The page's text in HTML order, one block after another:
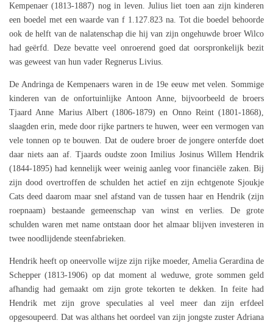
Kempenaer (1813-1887) nog in leven. Julius liet toen aan zijn kinderen
een boedel met een waarde van f 1.127.823 na. Tot die boedel behoorde
ook de helft van de nalatenschap die hij van zijn ongehuwde broer Wilco
had geërfd. Deze bevatte veel onroerend goed dat oorspronkelijk bezit
was geweest van hun vader Regnerus Livius.
De Andringa de Kempenaers waren in de 19e eeuw met velen. Sommige
kinderen van de onfortuinlijke Antoon Anne, bijvoorbeeld de broers
Tjaard Anne Marius Albert (1806-1879) en Onno Reint (1801-1868),
slaagden erin, mede door rijke partners te huwen, weer een vermogen van
vele tonnen op te bouwen. Dat de oudere broer de jongere onterfde doet
daar niets aan af. Tjaards oudste zoon Imilius Josinus Willem Hendrik
(1844-1895) had kennelijk weer weinig aanleg voor financiële zaken. Bij
zijn dood overtroffen de schulden het actief en zijn echtgenote Sjoukje
Cats deed daarom maar snel afstand van de tussen haar en Hendrik (zijn
roepnaam) bestaande gemeenschap van winst en verlies. De grote
schulden waren met name ontstaan door het almaar blijven investeren in
twee noodlijdende steenfabrieken.
Hendrik heeft op oneervolle wijze zijn rijke moeder, Amelia Gerardina de
Schepper (1813-1906) op dat moment al weduwe, grote sommen geld
afhandig had gemaakt om zijn grote tekorten te dekken. In feite had
Hendrik met zijn grove speculaties al veel meer dan zijn erfdeel
opgesoupeerd. Dat was althans het oordeel van zijn jongste zuster Adriana